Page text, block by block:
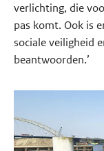
verlichting, die
pas komt. Ook is
sociale veiligheid
beantwoorden.’